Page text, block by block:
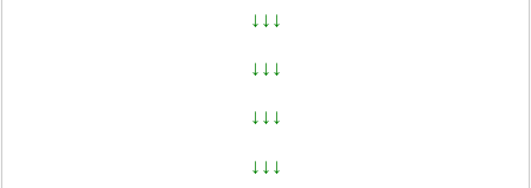
↓↓↓
↓↓↓
↓↓↓
↓↓↓